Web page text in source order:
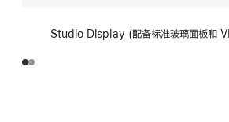
Studio Display (配备标准玻璃面板和